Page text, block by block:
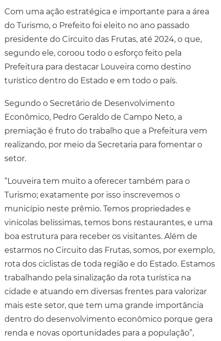
Com uma ação estratégica e importante para a área
do Turismo, o Prefeito foi eleito no ano passado
presidente do Circuito das Frutas, até 2024, o que,
segundo ele, coroou todo o esforço feito pela
Prefeitura para destacar Louveira como destino
turístico dentro do Estado e em todo o país.
Segundo o Secretário de Desenvolvimento
Econômico, Pedro Geraldo de Campo Neto, a
premiação é fruto do trabalho que a Prefeitura vem
realizando, por meio da Secretaria para fomentar o
setor.
“Louveira tem muito a oferecer também para o
Turismo; exatamente por isso inscrevemos o
município neste prêmio. Temos propriedades e
vinícolas belíssimas, temos bons restaurantes, e uma
boa estrutura para receber os visitantes. Além de
estarmos no Circuito das Frutas, somos, por exemplo,
rota dos ciclistas de toda região e do Estado. Estamos
trabalhando pela sinalização da rota turística na
cidade e atuando em diversas frentes para valorizar
mais este setor, que tem uma grande importância
dentro do desenvolvimento econômico porque gera
renda e novas oportunidades para a população”,